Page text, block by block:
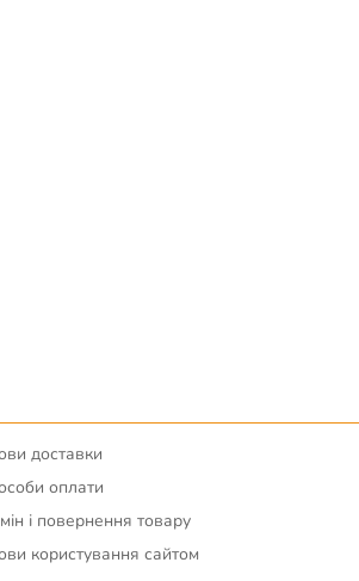
доставки
оплати
і повернення товару
користування сайтом